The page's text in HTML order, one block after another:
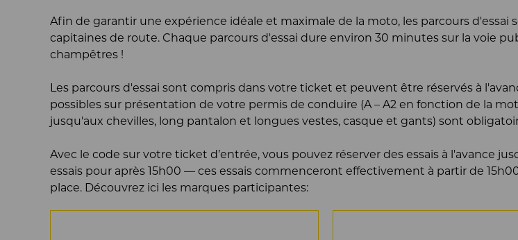
Afin de garantir une expérience idéale et maximale de la moto, les parcours
capitaines de route. Chaque parcours d'essai dure environ 30 minutes sur la voie
champêtres !
Les parcours d'essai sont compris dans votre ticket et peuvent être réservés à
possibles sur présentation de votre permis de conduire (A – A2 en fonction de la
jusqu'aux chevilles, long pantalon et longues vestes, casque et gants) sont
Avec le code sur votre ticket d’entrée, vous pouvez réserver des essais à l'avance
essais pour après 15h00 — ces essais commenceront effectivement à partir de
place. Découvrez ici les marques participantes: